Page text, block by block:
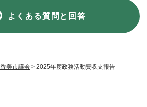
香美市議会 > 2025年度政務活動費収支報告
よくある質問と回答